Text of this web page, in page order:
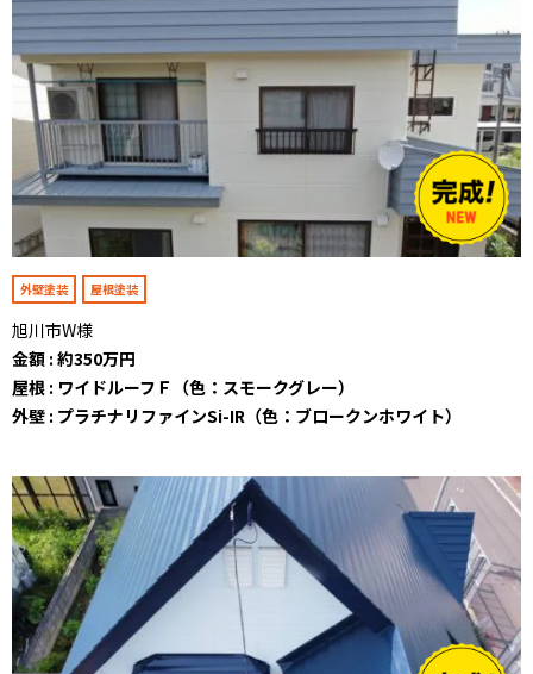
外壁塗装 屋根塗装
旭川市W様
金額 : 約350万円
屋根 : ワイドルーフＦ（色：スモークグレー）
外壁 : プラチナリファインSi-IR（色：ブロークンホワイト）